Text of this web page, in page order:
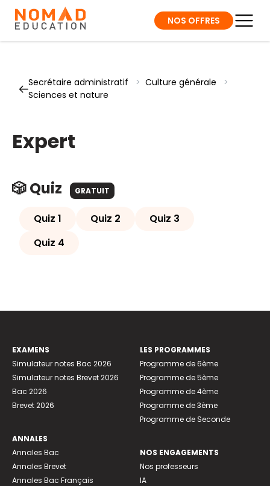
NOS OFFRES
Secrétaire administratif > Culture générale
>
Sciences et nature
Expert
🎲 Quiz GRATUIT
Quiz 1 Quiz 2
Quiz 3
Quiz 4
EXAMENS
Simulateur notes Bac 2026
Simulateur notes Brevet 2026
Bac 2026
Brevet 2026
ANNALES
Annales Bac
Annales Brevet
Annales Bac Français
LES PROGRAMMES
Programme de 6ème
Programme de 5ème
Programme de 4ème
Programme de 3ème
Programme de Seconde
NOS ENGAGEMENTS
Nos professeurs
IA